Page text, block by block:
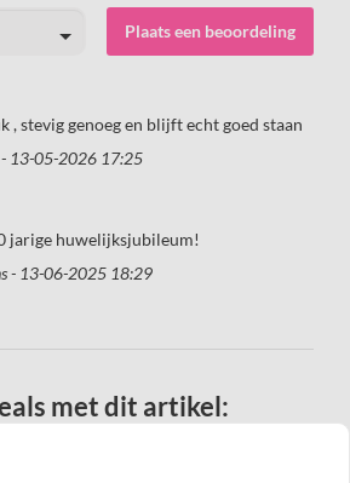
Plaats een beoordeling
, stevig genoeg en blijft echt goed staan
- 13-05-2026 17:25
jarige huwelijksjubileum!
- 13-06-2025 18:29
met dit artikel: